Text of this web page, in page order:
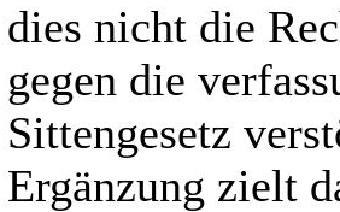
dies nicht die
gegen die
Sittengesetz
Ergänzung zielt